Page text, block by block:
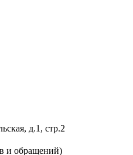
д.1, стр.2
и обращений)